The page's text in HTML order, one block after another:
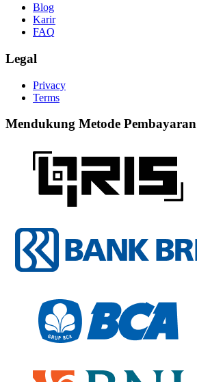
Blog
Karir
FAQ
Legal
Privacy
Terms
Mendukung Metode Pembayaran